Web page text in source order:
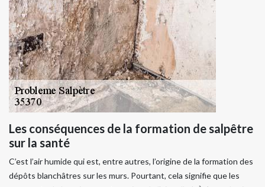
Les conséquences de la formation de salpêtre
sur la santé
C’est l’air humide qui est, entre autres, l’origine de la formation des
dépôts blanchâtres sur les murs. Pourtant, cela signifie que les